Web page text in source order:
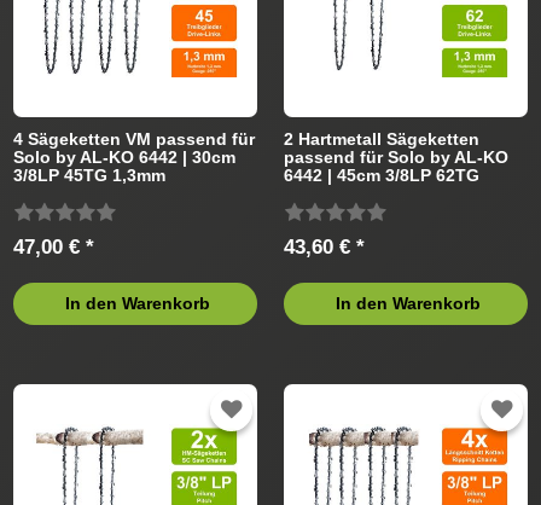
4 Sägeketten VM passend für
Solo by AL-KO 6442 | 30cm
3/8LP 45TG 1,3mm
47,00 € *
In den Warenkorb
2 Hartmetall Sägeketten
passend für Solo by AL-KO
6442 | 45cm 3/8LP 62TG
43,60 € *
In den Warenkorb